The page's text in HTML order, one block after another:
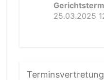
25.03.2025